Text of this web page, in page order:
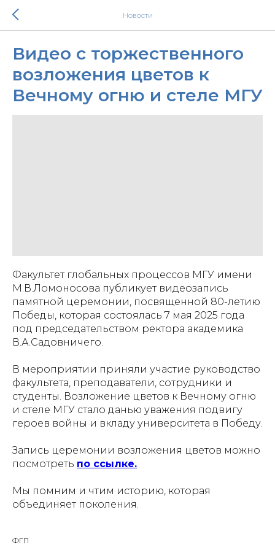
Новости
Видео с торжественного
возложения цветов к
Вечному огню и стеле МГУ
Факультет глобальных процессов МГУ имени
М.В.Ломоносова публикует видеозапись
памятной церемонии, посвященной 80-летию
Победы, которая состоялась 7 мая 2025 года
под председательством ректора академика
В.А.Садовничего.
В мероприятии приняли участие руководство
факультета, преподаватели, сотрудники и
студенты. Возложение цветов к Вечному огню
и стеле МГУ стало данью уважения подвигу
героев войны и вкладу университета в Победу.
Запись церемонии возложения цветов можно
посмотреть по ссылке.
Мы помним и чтим историю, которая
объединяет поколения.
ФГП